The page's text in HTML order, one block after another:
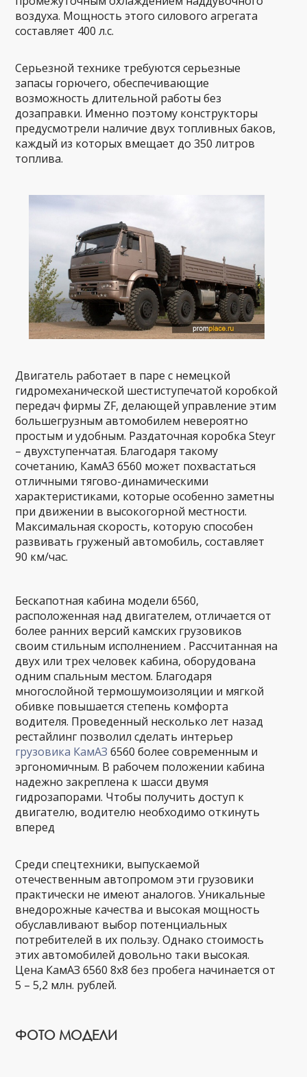
воздуха. Мощность этого силового агрегата
составляет 400 л.с.
Серьезной технике требуются серьезные
запасы горючего, обеспечивающие
возможность длительной работы без
дозаправки. Именно поэтому конструкторы
предусмотрели наличие двух топливных баков,
каждый из которых вмещает до 350 литров
топлива.
Двигатель работает в паре с немецкой
гидромеханической шестиступечатой коробкой
передач фирмы ZF, делающей управление этим
большегрузным автомобилем невероятно
простым и удобным. Раздаточная коробка Steyr
– двухступенчатая. Благодаря такому
сочетанию, КамАЗ 6560 может похвастаться
отличными тягово-динамическими
характеристиками, которые особенно заметны
при движении в высокогорной местности.
Максимальная скорость, которую способен
развивать груженый автомобиль, составляет
90 км/час.
Бескапотная кабина модели 6560,
расположенная над двигателем, отличается от
более ранних версий камских грузовиков
своим стильным исполнением . Рассчитанная на
двух или трех человек кабина, оборудована
одним спальным местом. Благодаря
многослойной термошумоизоляции и мягкой
обивке повышается степень комфорта
водителя. Проведенный несколько лет назад
рестайлинг позволил сделать интерьер
грузовика КамАЗ 6560 более современным и
эргономичным. В рабочем положении кабина
надежно закреплена к шасси двумя
гидрозапорами. Чтобы получить доступ к
двигателю, водителю необходимо откинуть
вперед
Среди спецтехники, выпускаемой
отечественным автопромом эти грузовики
практически не имеют аналогов. Уникальные
внедорожные качества и высокая мощность
обуславливают выбор потенциальных
потребителей в их пользу. Однако стоимость
этих автомобилей довольно таки высокая.
Цена КамАЗ 6560 8х8 без пробега начинается от
5 – 5,2 млн. рублей.
ФОТО МОДЕЛИ